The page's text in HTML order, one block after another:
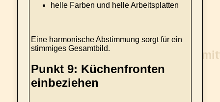
helle Farben und helle Arbeitsplatten
Eine harmonische Abstimmung sorgt für ein
stimmiges Gesamtbild.
Punkt 9: Küchenfronten
einbeziehen